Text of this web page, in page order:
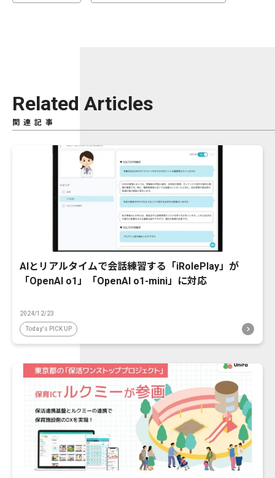
Related Articles
関連記事
AIとリアルタイムで会話練習する「iRolePlay」が
「OpenAI o1」「OpenAI o1-mini」に対応
2024/12/23
Today's PICK UP